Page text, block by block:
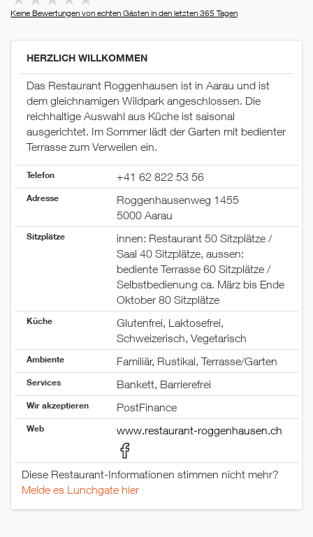
Keine Bewertungen von echten Gästen in den letzten 365 Tagen
HERZLICH WILLKOMMEN
Das Restaurant Roggenhausen ist in Aarau und ist
dem gleichnamigen Wildpark angeschlossen. Die
reichhaltige Auswahl aus Küche ist saisonal
ausgerichtet. Im Sommer lädt der Garten mit bedienter
Terrasse zum Verweilen ein.
Telefon +41 62 822 53 56
Adresse
Roggenhausenweg 1455
5000 Aarau
Sitzplätze
innen: Restaurant 50 Sitzplätze /
Saal 40 Sitzplätze, aussen:
bediente Terrasse 60 Sitzplätze /
Selbstbedienung ca. März bis Ende
Oktober 80 Sitzplätze
Küche
Glutenfrei, Laktosefrei,
Schweizerisch, Vegetarisch
Ambiente Familiär, Rustikal, Terrasse/Garten
Services Bankett, Barrierefrei
Wir akzeptieren PostFinance
Web www.restaurant-roggenhausen.ch
Diese Restaurant-Informationen stimmen nicht mehr?
Melde es Lunchgate hier